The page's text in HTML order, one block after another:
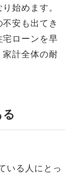
始めます。
安も出てき
ローンを早
家計全体の耐
いる人にとっ